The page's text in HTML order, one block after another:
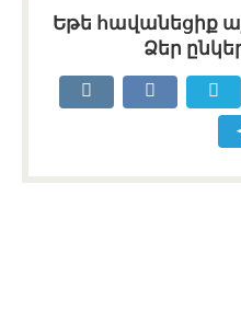
Եթե հավանեցիք
Ձեր